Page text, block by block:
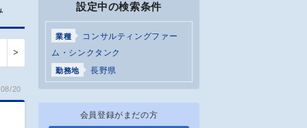
>
20
設定中の検索条件
業種
コンサルティングファー
ム・シンクタンク
勤務地 長野県
会員登録がまだの方